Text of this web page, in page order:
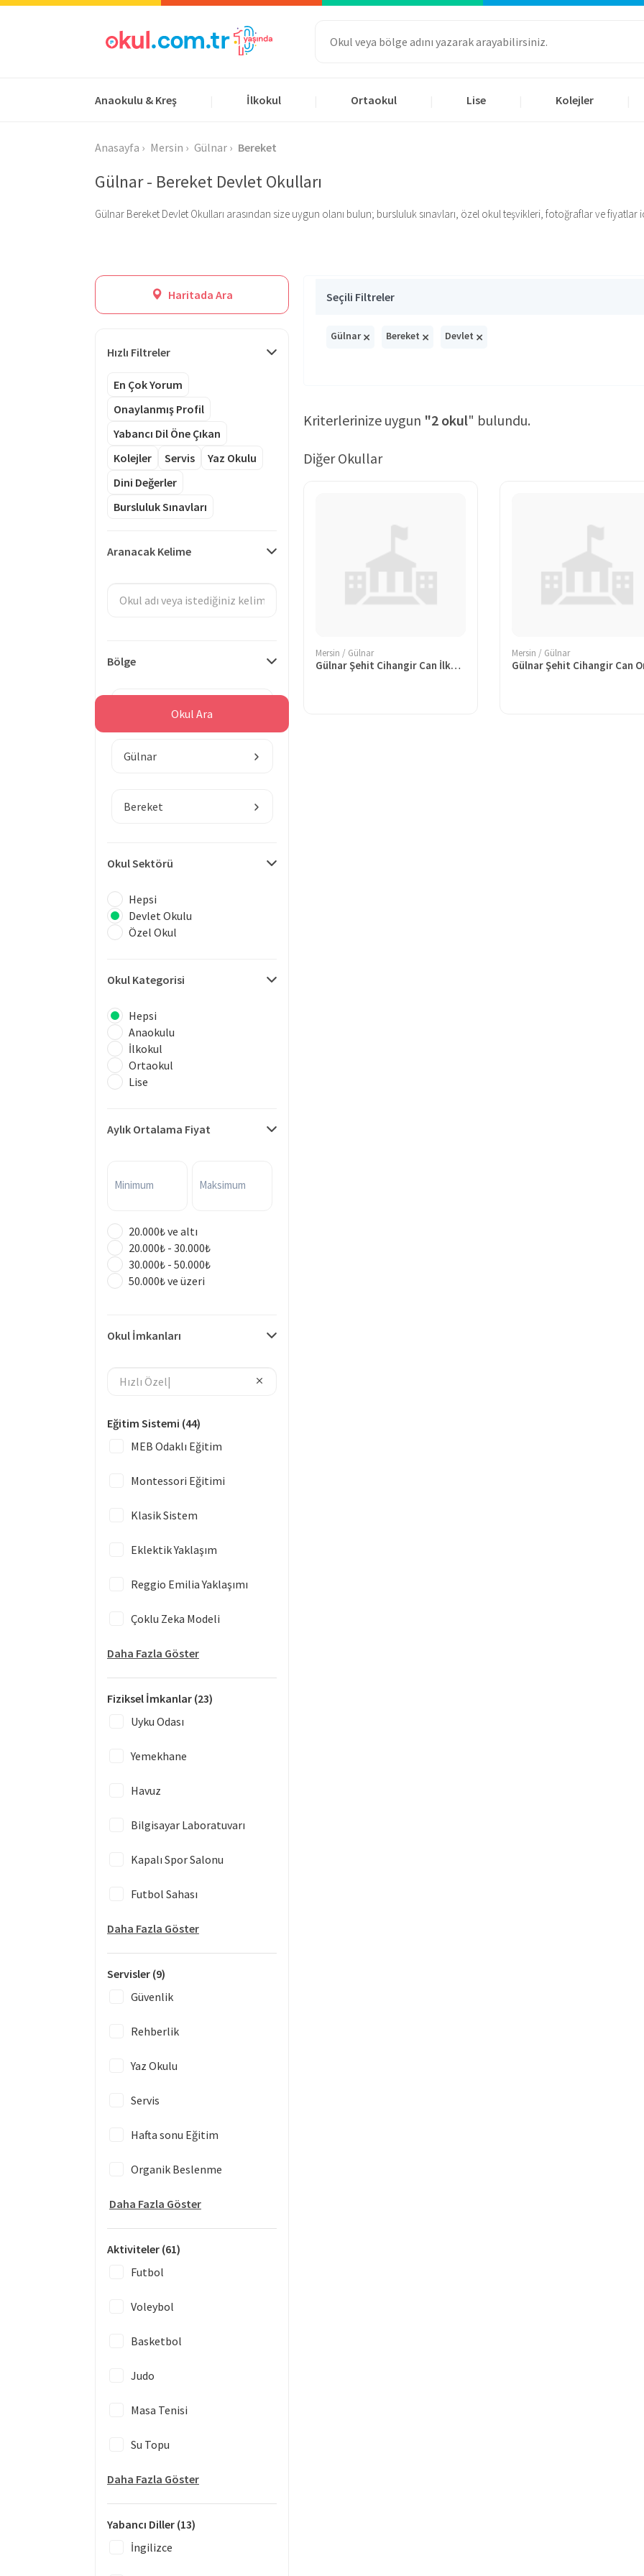
Anaokulu & Kreş İlkokul Ortaokul Lise Kolejler
Anasayfa Mersin Gülnar Bereket
Gülnar - Bereket Devlet Okulları
Gülnar Bereket Devlet Okulları arasından size uygun olanı bulun; bursluluk sınavları, özel okul teşvikleri, fotoğraflar ve fiyatlar
Haritada Ara
Hızlı Filtreler
En Çok Yorum
Onaylanmış Profil
Yabancı Dil Öne Çıkan
Kolejler
Servis
Yaz Okulu
Dini Değerler
Bursluluk Sınavları
Aranacak Kelime
Bölge
Gülnar
Bereket
Okul Sektörü
Hepsi
Devlet Okulu
Özel Okul
Okul Kategorisi
Hepsi
Anaokulu
İlkokul
Ortaokul
Lise
Aylık Ortalama Fiyat
Minimum Maksimum
20.000₺ ve altı
20.000₺ - 30.000₺
30.000₺ - 50.000₺
50.000₺ ve üzeri
Okul İmkanları
Eğitim Sistemi (44)
MEB Odaklı Eğitim
Montessori Eğitimi
Klasik Sistem
Eklektik Yaklaşım
Reggio Emilia Yaklaşımı
Çoklu Zeka Modeli
Daha Fazla Göster
Fiziksel İmkanlar (23)
Uyku Odası
Yemekhane
Havuz
Bilgisayar Laboratuvarı
Kapalı Spor Salonu
Futbol Sahası
Daha Fazla Göster
Servisler (9)
Güvenlik
Rehberlik
Yaz Okulu
Servis
Hafta sonu Eğitim
Organik Beslenme
Daha Fazla Göster
Aktiviteler (61)
Futbol
Voleybol
Basketbol
Judo
Masa Tenisi
Su Topu
Daha Fazla Göster
Yabancı Diller (13)
İngilizce
Okul Ara
Seçili Filtreler
Gülnar× Bereket × Devlet ×
Kriterlerinize uygun "2 okul" bulundu.
Diğer Okullar
Mersin / Gülnar
Gülnar Şehit Cihangir Can İlkokulu
Mersin / Gülnar